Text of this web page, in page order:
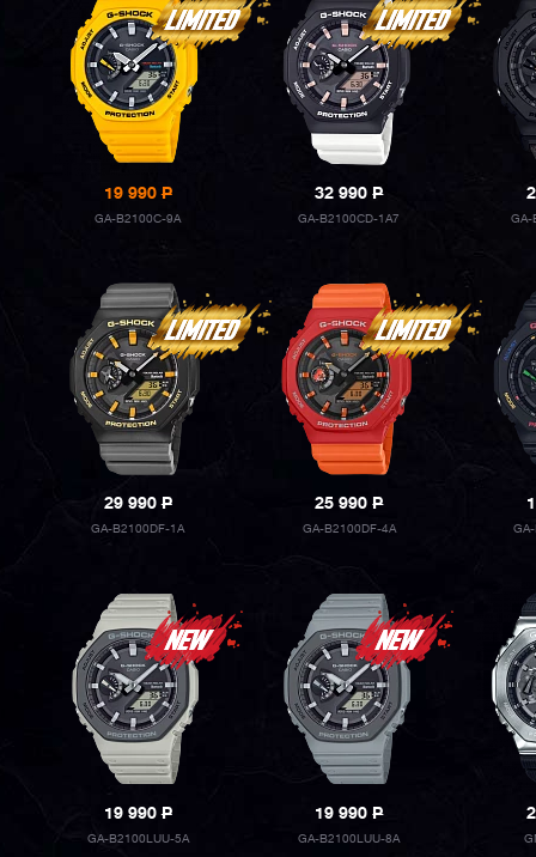
19 990P
GA-B2100C-9A
32 990P
GA-B2100CD-1A7 GA-
29 990P
GA-B2100DF-1A
25 990P
GA-B2100DF-4A
19 990P
GA-B2100LUU-5A
19 990P
GA-B2100LUU-8A